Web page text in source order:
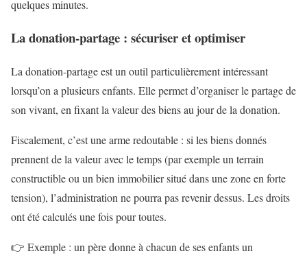
quelques minutes.
La donation-partage : sécuriser et optimiser
La donation-partage est un outil particulièrement intéressant
lorsqu’on a plusieurs enfants. Elle permet d’organiser le partage de
son vivant, en fixant la valeur des biens au jour de la donation.
Fiscalement, c’est une arme redoutable : si les biens donnés
prennent de la valeur avec le temps (par exemple un terrain
constructible ou un bien immobilier situé dans une zone en forte
tension), l’administration ne pourra pas revenir dessus. Les droits
ont été calculés une fois pour toutes.
👉 Exemple : un père donne à chacun de ses enfants un